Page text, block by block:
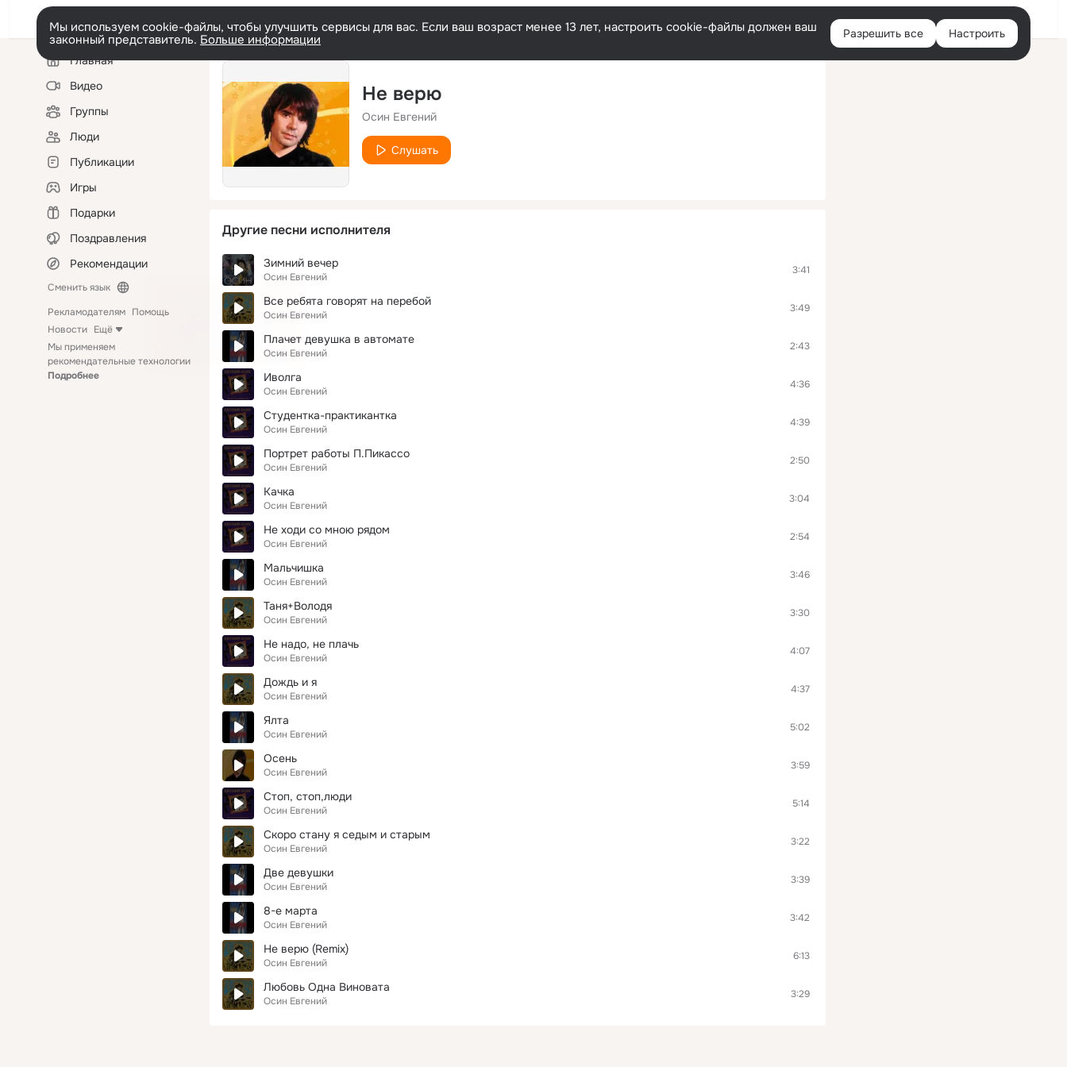
Войти
Мы используем cookie-файлы, чтобы улучшить сервисы для вас. Если ваш возраст менее 13 лет, настроить cookie-файлы должен ваш
законный представитель. Больше информации Разрешить все Настроить
Левая
колонкаГлавная
Видео
Группы
Люди
Публикации
Игры
Подарки
Поздравления
Рекомендации
Сменить язык
Рекламодателям Помощь
Новости Ещё
Мы применяем
рекомендательные технологии
Подробнее
Не верю
Осин Евгений
Слушать
Другие песни исполнителя
Зимний вечер
Осин Евгений
3:41
Все ребята говорят на перебой
Осин Евгений
3:49
Плачет девушка в автомате
Осин Евгений
2:43
Иволга
Осин Евгений
4:36
Студентка-практикантка
Осин Евгений
4:39
Портрет работы П.Пикассо
Осин Евгений
2:50
Качка
Осин Евгений
3:04
Не ходи со мною рядом
Осин Евгений
2:54
Мальчишка
Осин Евгений
3:46
Таня+Володя
Осин Евгений
3:30
Не надо, не плачь
Осин Евгений
4:07
Дождь и я
Осин Евгений
4:37
Ялта
Осин Евгений
5:02
Осень
Осин Евгений
3:59
Стоп, стоп,люди
Осин Евгений
5:14
Скоро стану я седым и старым
Осин Евгений
3:22
Две девушки
Осин Евгений
3:39
8-е марта
Осин Евгений
3:42
Не верю (Remix)
Осин Евгений
6:13
Любовь Одна Виновата
Осин Евгений
3:29